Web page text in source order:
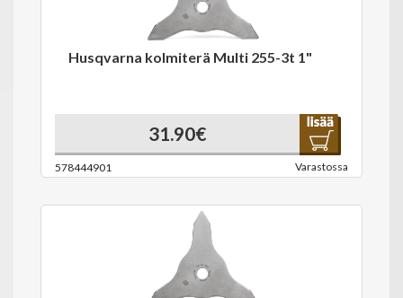
Husqvarna kolmiterä Multi 255-3t 1"
31.90€
578444901 Varastossa